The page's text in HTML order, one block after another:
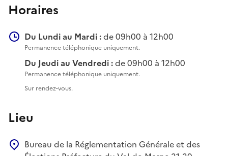
Horaires
Du Lundi au Mardi :de 09h00 à 12h00
Permanence téléphonique uniquement.
Du Jeudi au Vendredi :de 09h00 à 12h00
Permanence téléphonique uniquement.
Sur rendez-vous.
Lieu
Bureau de la Réglementation Générale et des